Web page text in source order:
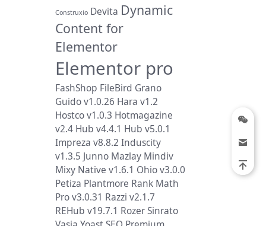
Construxio Devita Dynamic
Content for
Elementor
Elementor pro
FashShop FileBird Grano
Guido v1.0.26 Hara v1.2
Hostco v1.0.3 Hotmagazine
v2.4 Hub v4.4.1 Hub v5.0.1
Impreza v8.8.2 Induscity
v1.3.5 Junno Mazlay Mindiv
Mixy Native v1.6.1 Ohio v3.0.0
Petiza Plantmore Rank Math
Pro v3.0.31 Razzi v2.1.7
REHub v19.7.1 RozerSinrato